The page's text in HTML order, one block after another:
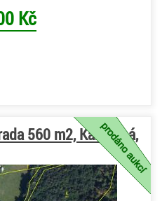
Kč
560 m2, Kamenná,